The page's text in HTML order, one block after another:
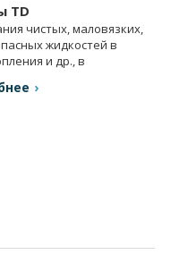
TD
чистых, маловязких,
жидкостей в
и др., в
и т.д.